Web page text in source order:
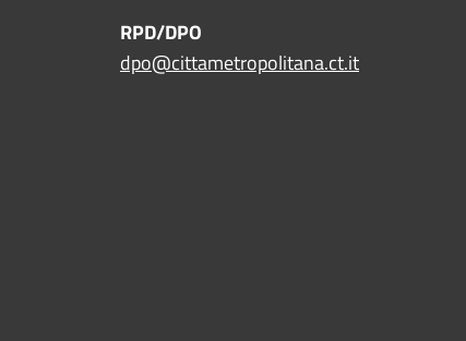
RPD/DPO
dpo@cittametropolitana.ct.it